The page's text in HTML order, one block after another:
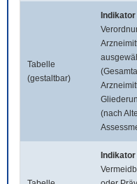
Tabelle
(gestaltbar)
(nach